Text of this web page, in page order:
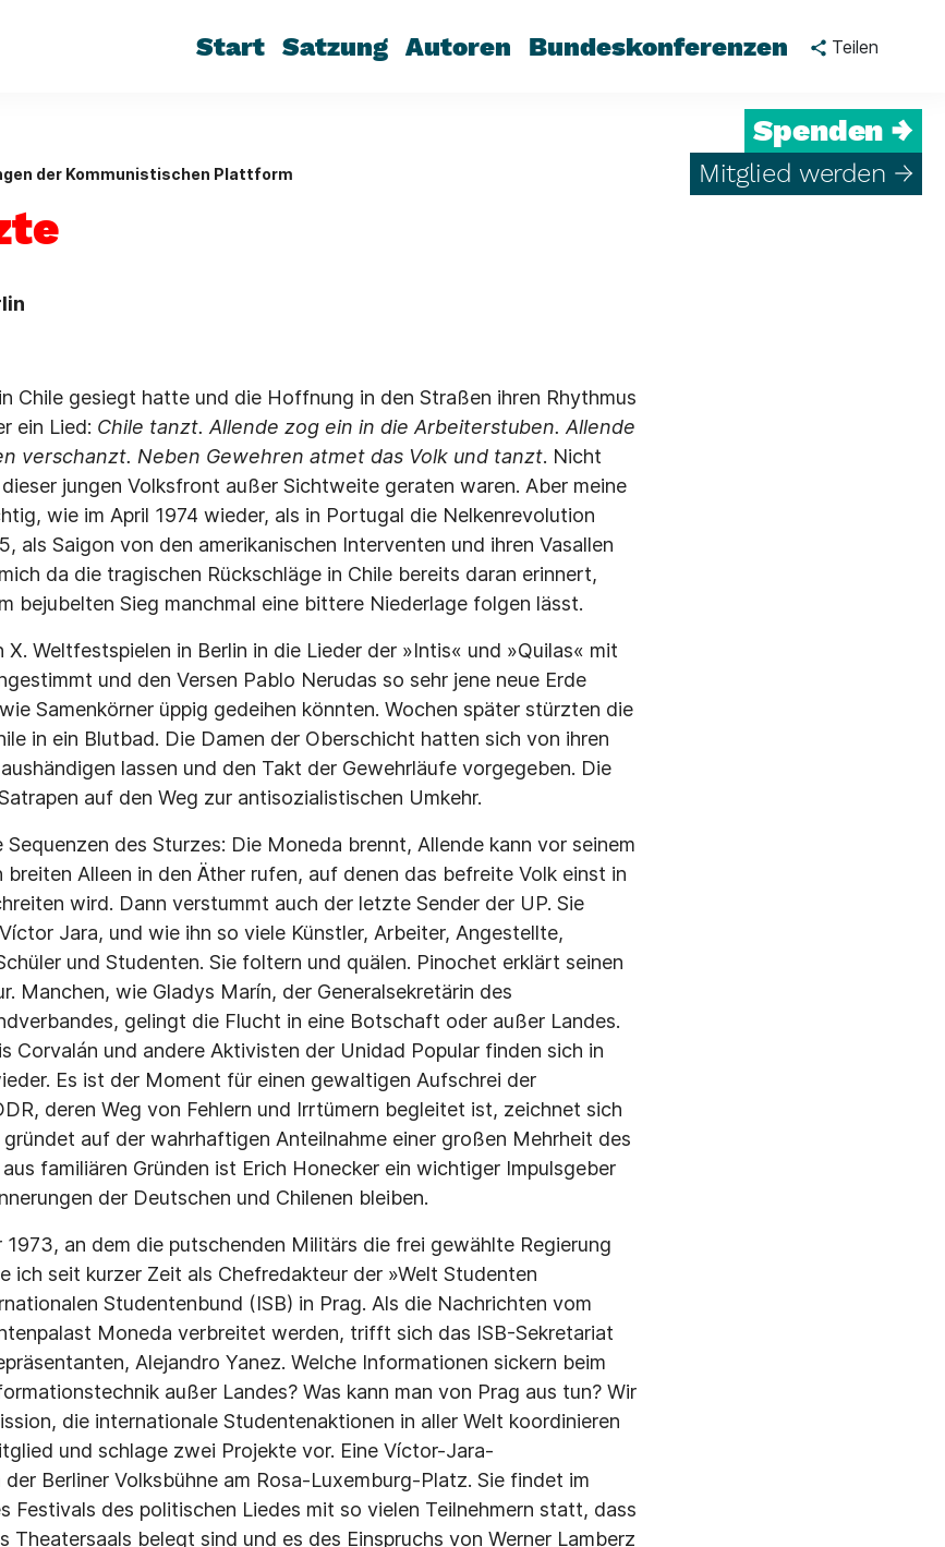
Start Satzung Autoren Bundeskonferenzen Teilen
Spenden →
Mitglied werden →
der Kommunistischen Plattform
Chile gesiegt hatte und die Hoffnung in den Straßen ihren Rhythmus
ein Lied: Chile tanzt. Allende zog ein in die Arbeiterstuben. Allende
verschanzt. Neben Gewehren atmet das Volk und tanzt. Nicht
jungen Volksfront außer Sichtweite geraten waren. Aber meine
wie im April 1974 wieder, als in Portugal die Nelkenrevolution
als Saigon von den amerikanischen Interventen und ihren Vasallen
da die tragischen Rückschläge in Chile bereits daran erinnert,
bejubelten Sieg manchmal eine bittere Niederlage folgen lässt.
Weltfestspielen in Berlin in die Lieder der »Intis« und »Quilas« mit
und den Versen Pablo Nerudas so sehr jene neue Erde
Samenkörner üppig gedeihen könnten. Wochen später stürzten die
in ein Blutbad. Die Damen der Oberschicht hatten sich von ihren
lassen und den Takt der Gewehrläufe vorgegeben. Die
auf den Weg zur antisozialistischen Umkehr.
des Sturzes: Die Moneda brennt, Allende kann vor seinem
breiten Alleen in den Äther rufen, auf denen das befreite Volk einst in
wird. Dann verstummt auch der letzte Sender der UP. Sie
Jara, und wie ihn so viele Künstler, Arbeiter, Angestellte,
und Studenten. Sie foltern und quälen. Pinochet erklärt seinen
Manchen, wie Gladys Marín, der Generalsekretärin des
gelingt die Flucht in eine Botschaft oder außer Landes.
Corvalán und andere Aktivisten der Unidad Popular finden sich in
Es ist der Moment für einen gewaltigen Aufschrei der
deren Weg von Fehlern und Irrtümern begleitet ist, zeichnet sich
auf der wahrhaftigen Anteilnahme einer großen Mehrheit des
familiären Gründen ist Erich Honecker ein wichtiger Impulsgeber
der Deutschen und Chilenen bleiben.
1973, an dem die putschenden Militärs die frei gewählte Regierung
ich seit kurzer Zeit als Chefredakteur der »Welt Studenten
Studentenbund (ISB) in Prag. Als die Nachrichten vom
Moneda verbreitet werden, trifft sich das ISB-Sekretariat
Alejandro Yanez. Welche Informationen sickern beim
außer Landes? Was kann man von Prag aus tun? Wir
die internationale Studentenaktionen in aller Welt koordinieren
und schlage zwei Projekte vor. Eine Víctor-Jara-
Berliner Volksbühne am Rosa-Luxemburg-Platz. Sie findet im
Festivals des politischen Liedes mit so vielen Teilnehmern statt, dass
Theatersaals belegt sind und es des Einspruchs von Werner Lamberz